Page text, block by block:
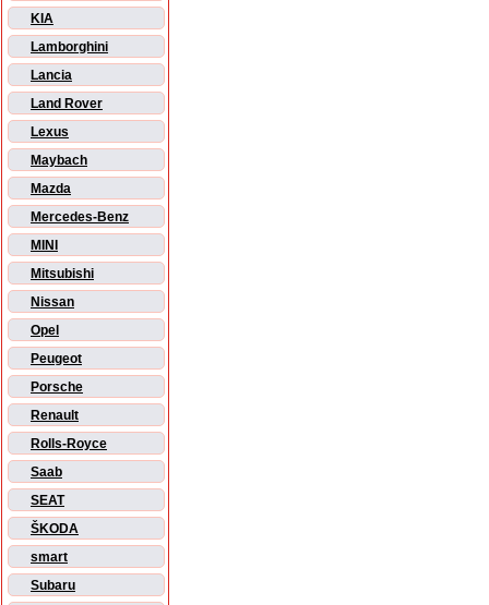
KIA
Lamborghini
Lancia
Land Rover
Lexus
Maybach
Mazda
Mercedes-Benz
MINI
Mitsubishi
Nissan
Opel
Peugeot
Porsche
Renault
Rolls-Royce
Saab
SEAT
ŠKODA
smart
Subaru